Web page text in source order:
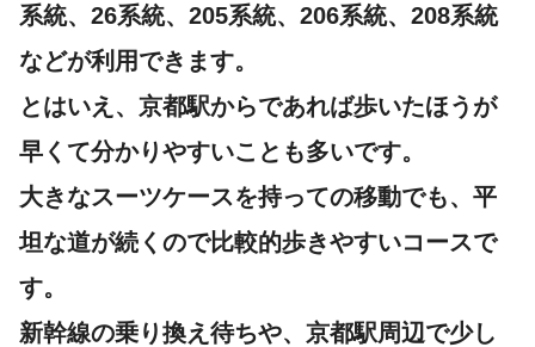
系統、26系統、205系統、206系統、208系統
などが利用できます。
とはいえ、京都駅からであれば歩いたほうが
早くて分かりやすいことも多いです。
大きなスーツケースを持っての移動でも、平
坦な道が続くので比較的歩きやすいコースで
す。
新幹線の乗り換え待ちや、京都駅周辺で少し